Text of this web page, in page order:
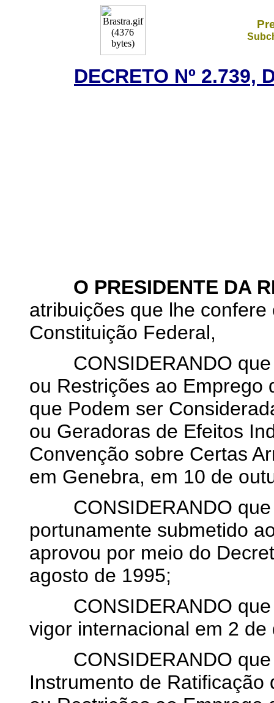
DECRETO Nº 2.739,
O PRESIDENTE DA
atribuições que lhe
Constituição Federal,
CONSIDERANDO que
ou Restrições ao Emprego
que Podem ser
ou Geradoras de Efeitos
Convenção sobre Certas
em Genebra, em 10 de
CONSIDERANDO que
portunamente submetido
aprovou por meio do
agosto de 1995;
CONSIDERANDO que
vigor internacional em 2
CONSIDERANDO que
Instrumento de